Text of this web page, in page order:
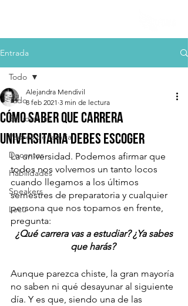
Entrada
Todo
Estudiantes
Padres de familia
Docentes
Habilidades
Speakers
Lecu
Todo
Cómo saber que carrera
universitaria debes escoger
Alejandra Mendivil
8 feb 2021 3 min de lectura
La universidad. Podemos afirmar que
todos nos volvemos un tanto locos
cuando llegamos a los últimos
semestres de preparatoria y cualquier
persona que nos topamos en frente,
pregunta:
que harás?
Aunque parezca chiste, la gran mayoría
no saben ni qué desayunar al siguiente
día. Y es que, siendo una de las